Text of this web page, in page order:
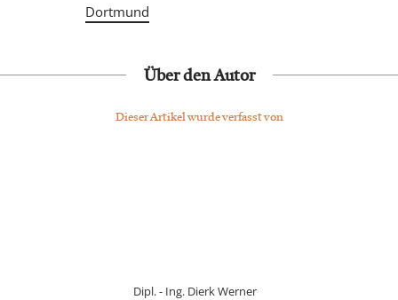
Dortmund
Über den Autor
Dieser Artikel wurde verfasst von
Dipl. - Ing. Dierk Werner